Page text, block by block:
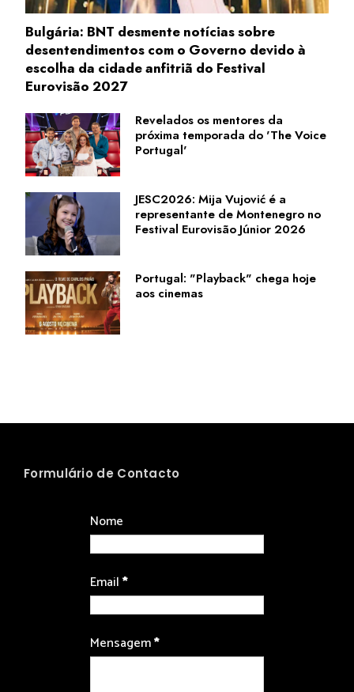
Bulgária: BNT desmente notícias sobre
desentendimentos com o Governo devido à
escolha da cidade anfitriã do Festival
Eurovisão 2027
Revelados os mentores da
próxima temporada do 'The Voice
Portugal'
JESC2026: Mija Vujović é a
representante de Montenegro no
Festival Eurovisão Júnior 2026
Portugal: "Playback" chega hoje
aos cinemas
Formulário de Contacto
Nome
Email*
Mensagem*